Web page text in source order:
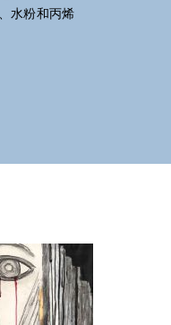
水粉和丙烯